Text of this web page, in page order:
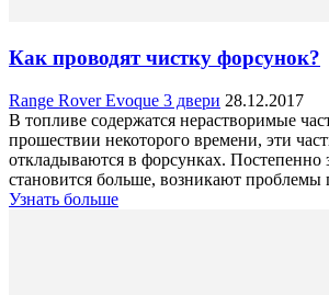
Как проводят чистку форсунок?
Range Rover Evoque 3 двери 28.12.2017
В топливе содержатся нерастворимые
прошествии некоторого времени, эти
откладываются в форсунках. Постепенно
становится больше, возникают проблемы
Узнать больше